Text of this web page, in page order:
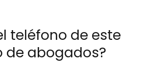
teléfono de este
de abogados?